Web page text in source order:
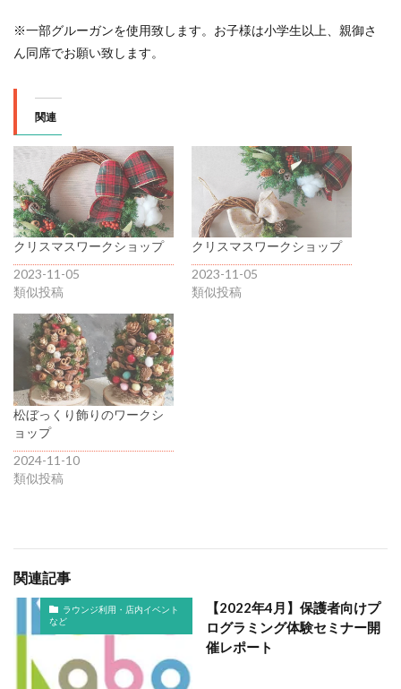
※一部グルーガンを使用致します。お子様は小学生以上、親御さ
ん同席でお願い致します。
関連
クリスマスワークショップ
2023-11-05
類似投稿
クリスマスワークショップ
2023-11-05
類似投稿
松ぼっくり飾りのワークシ
ョップ
2024-11-10
類似投稿
関連記事
ラウンジ利用・店内イベント
など
【2022年4月】保護者向けプ
ログラミング体験セミナー開
催レポート